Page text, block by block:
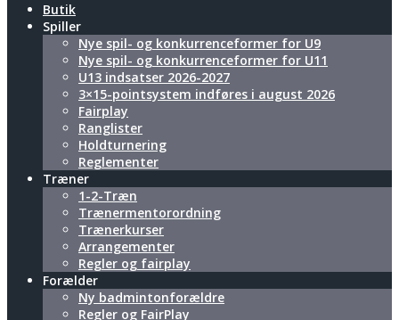
Butik
Spiller
Nye spil- og konkurrenceformer for U9
Nye spil- og konkurrenceformer for U11
U13 indsatser 2026-2027
3×15-pointsystem indføres i august 2026
Fairplay
Ranglister
Holdturnering
Reglementer
Træner
1-2-Træn
Trænermentorordning
Trænerkurser
Arrangementer
Regler og fairplay
Forælder
Ny badmintonforældre
Regler og FairPlay